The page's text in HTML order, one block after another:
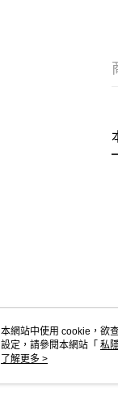
本網站中使用 cookie，欲
設定，請參閱本網站「 私
用 cookie。
了解更多 >